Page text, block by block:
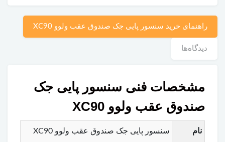
راهنمای خرید سنسور پایی جک صندوق عقب ولوو XC90
دیدگاه‌ها
مشخصات فنی سنسور پایی جک
صندوق عقب ولوو XC90
نام
سنسور پایی جک صندوق عقب ولوو XC90